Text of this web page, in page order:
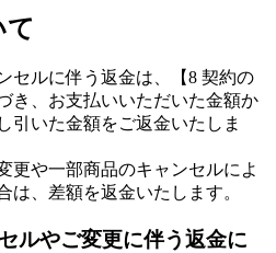
て
セルに伴う返金は、【8 契約の
き、お支払いいただいた金額か
引いた金額をご返金いたしま
更や一部商品のキャンセルによ
は、差額を返金いたします。
ルやご変更に伴う返金に